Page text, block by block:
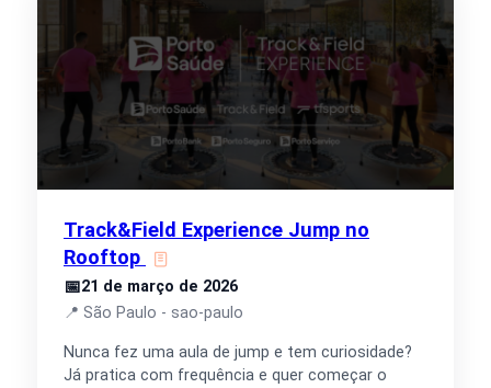
Track&Field Experience Jump no
Rooftop
📅21 de março de 2026
📍 São Paulo - sao-paulo
Nunca fez uma aula de jump e tem curiosidade?
Já pratica com frequência e quer começar o